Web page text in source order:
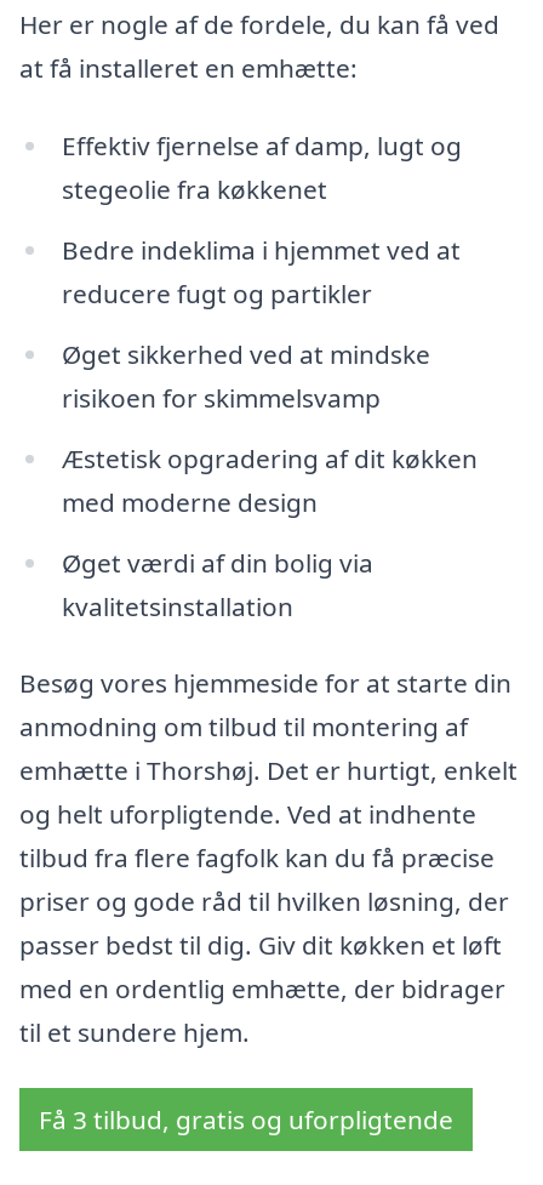
Her er nogle af de fordele, du kan få ved
at få installeret en emhætte:
Effektiv fjernelse af damp, lugt og
stegeolie fra køkkenet
Bedre indeklima i hjemmet ved at
reducere fugt og partikler
Øget sikkerhed ved at mindske
risikoen for skimmelsvamp
Æstetisk opgradering af dit køkken
med moderne design
Øget værdi af din bolig via
kvalitetsinstallation
Besøg vores hjemmeside for at starte din
anmodning om tilbud til montering af
emhætte i Thorshøj. Det er hurtigt, enkelt
og helt uforpligtende. Ved at indhente
tilbud fra flere fagfolk kan du få præcise
priser og gode råd til hvilken løsning, der
passer bedst til dig. Giv dit køkken et løft
med en ordentlig emhætte, der bidrager
til et sundere hjem.
Få 3 tilbud, gratis og uforpligtende